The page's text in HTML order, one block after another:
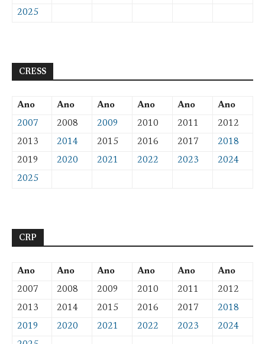
2025
CRESS
Ano Ano Ano Ano Ano Ano
2007 2008 2009 2010 2011 2012
2013 2014 2015 2016 2017 2018
2019 2020 2021 2022 2023 2024
2025
CRP
Ano Ano Ano Ano Ano Ano
2007 2008 2009 2010 2011 2012
2013 2014 2015 2016 2017 2018
2019 2020 2021 2022 2023 2024